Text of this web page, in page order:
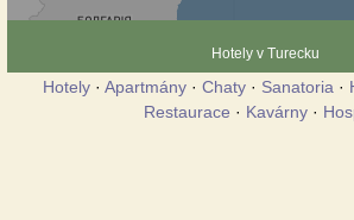
Hotely v Turecku
Hotely · Apartmány · Chaty · Sanatoria ·
Restaurace · Kavárny·